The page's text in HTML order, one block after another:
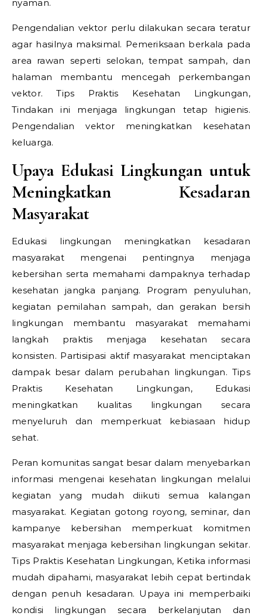
nyaman.
Pengendalian vektor perlu dilakukan secara teratur
agar hasilnya maksimal. Pemeriksaan berkala pada
area rawan seperti selokan, tempat sampah, dan
halaman membantu mencegah perkembangan
vektor.Tips Praktis Kesehatan Lingkungan,
Tindakan ini menjaga lingkungan tetap higienis.
Pengendalian vektor meningkatkan kesehatan
keluarga.
Upaya Edukasi Lingkungan untuk
Meningkatkan Kesadaran
Masyarakat
Edukasi lingkungan meningkatkan kesadaran
masyarakat mengenai pentingnya menjaga
kebersihan serta memahami dampaknya terhadap
kesehatan jangka panjang. Program penyuluhan,
kegiatan pemilahan sampah, dan gerakan bersih
lingkungan membantu masyarakat memahami
langkah praktis menjaga kesehatan secara
konsisten. Partisipasi aktif masyarakat menciptakan
dampak besar dalam perubahan lingkungan. Tips
Praktis Kesehatan Lingkungan, Edukasi
meningkatkan kualitas lingkungan secara
menyeluruh dan memperkuat kebiasaan hidup
sehat.
Peran komunitas sangat besar dalam menyebarkan
informasi mengenai kesehatan lingkungan melalui
kegiatan yang mudah diikuti semua kalangan
masyarakat. Kegiatan gotong royong, seminar, dan
kampanye kebersihan memperkuat komitmen
masyarakat menjaga kebersihan lingkungan sekitar.
Tips Praktis Kesehatan Lingkungan, Ketika informasi
mudah dipahami, masyarakat lebih cepat bertindak
dengan penuh kesadaran. Upaya ini memperbaiki
kondisi lingkungan secara berkelanjutan dan